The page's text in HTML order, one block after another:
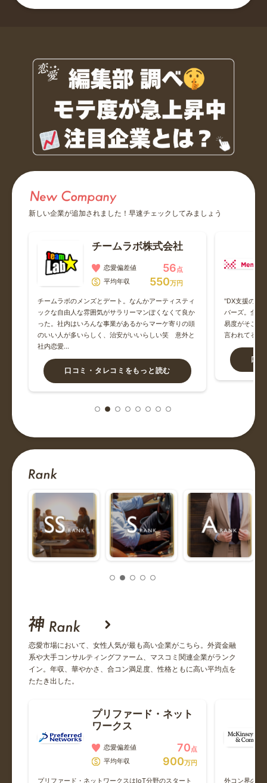
モルガン・スタンレー
伊藤忠商事
ポポポンコールでとにかく飲ませようとしてくる。 基本的
に上司...
ベイカレント・コンサルティング
イケメンが多い印象です
大成建設
The体育会系。飲み会多い。性欲強め。転勤の危機は数年に
三菱地所
お会いしたことないです
三井住友フィナンシャルグループ
アフラック
中央労働金庫
JTB
気になります
阪急阪神ホールディングス
ミセスみんな歌えるし上手い
一橋卒の謙虚で家族仲が良い爽やかな好青年！という感じの
新しい企業が追加されました！早速チェックしてみましょう
チームラボ株式会社
恋愛偏差値 56点
平均年収
550万円
チームラボのメンズとデート。なんかアーティスティ
ックな自由人な雰囲気がサラリーマンぽくなくて良か
った。社内はいろんな事業があるからマーケ寄りの頭
のいい人が多いらしく、治安がいいらしい笑 意外と
社内恋愛…
口コミ・タレコミをもっと読む
"DX支援のIT
バーズ。全然
易度がそこそ
言われてるら
口
恋愛市場において、女性人気が最も高い企業がこちら。外資金融
系や大手コンサルティングファーム、マスコミ関連企業がランク
イン。年収、華やかさ、合コン満足度、性格ともに高い平均点を
たたき出した。
プリファード・ネット
ワークス
恋愛偏差値 70点
平均年収
900万円
プリファード・ネットワークスはIoT分野のスタート 外コン界のグ